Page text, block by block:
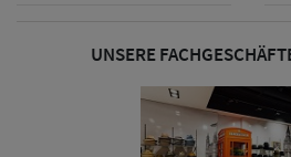
Sonnenschilder
UNSERE